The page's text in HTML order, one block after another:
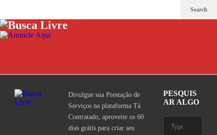
Search
Divulgue sua Prestação de
Serviços na plataforma Tá
Contratado, aproveite os 60
dias grátis para criar seu
PESQUIS
AR ALGO